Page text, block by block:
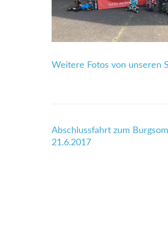
Weitere Fotos von unseren
Beitragsnavigation
Abschlussfahrt zum
21.6.2017